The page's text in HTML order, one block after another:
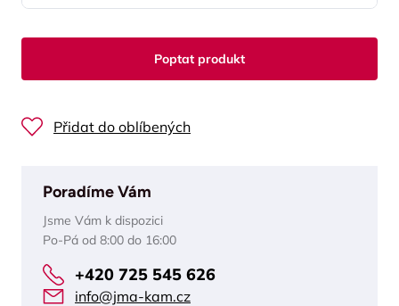
Poptat produkt
Přidat do oblíbených
Poradíme Vám
Jsme Vám k dispozici
Po-Pá od 8:00 do 16:00
+420 725 545 626
info@jma-kam.cz